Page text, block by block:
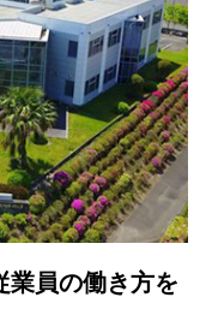
業員の働き方を